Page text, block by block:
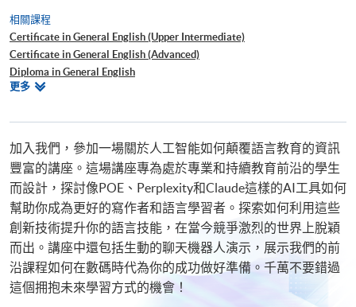
相關課程
Certificate in General English (Upper Intermediate)
Certificate in General English (Advanced)
Diploma in General English
AI for Writing - A Powerful Helper, but a Mediocre Substitute?
更多相
加入我們，參加一場關於人工智能如何顛覆語言教育的資訊
豐富的講座。這場講座專為處於專業和持續教育前沿的學生
而設計，探討像POE、Perplexity和Claude這樣的AI工具如何
幫助你成為更好的寫作者和語言學習者。探索如何利用這些
創新技術提升你的語言技能，在當今競爭激烈的世界上脫穎
而出。講座中還包括生動的聊天機器人演示，展示我們的前
沿課程如何在數碼時代為你的成功做好準備。千萬不要錯過
這個拥抱未來學習方式的機會！